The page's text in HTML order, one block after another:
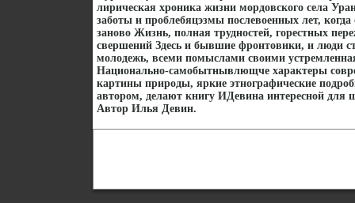
лирическая хроника жизни мордовского села
заботы и проблебяцэзмы послевоенных лет, когда
заново Жизнь, полная трудностей, горестных
свершений Здесь и бывшие фронтовики, и люди
молодежь, всеми помыслами своими
Национально-самобытнывлющче характеры
картины природы, яркие этнографические
автором, делают книгу ИДевина интересной для
Автор Илья Девин.